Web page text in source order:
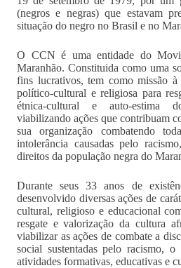
(negros e negras) que estavam
situação do negro no Brasil e no
O CCN é uma entidade do
Maranhão. Constituida como uma
fins lucrativos, tem como missão à
político-cultural e religiosa para
étnica-cultural e auto-estima
viabilizando ações que contribuam
sua organização combatendo
intolerância causadas pelo
direitos da população negra do
Durante seus 33 anos de
desenvolvido diversas ações de
cultural, religioso e educacional
resgate e valorização da cultura
viabilizar as ações de combate a
social sustentadas pelo racismo,
atividades formativas, educativas e